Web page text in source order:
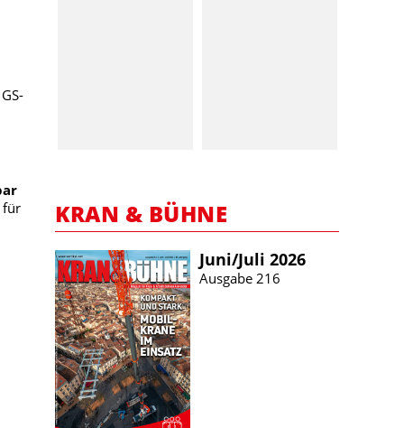
für
KRAN & BÜHNE
Juni/​Juli 2026
Ausgabe 216